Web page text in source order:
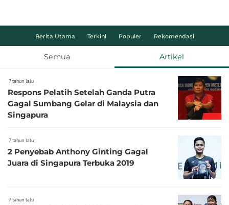
Berita Utama Terkini Populer Rekomendasi
Semua Artikel
7 tahun lalu
Respons Pelatih Setelah Ganda Putra
Gagal Sumbang Gelar di Malaysia dan
Singapura
7 tahun lalu
2 Penyebab Anthony Ginting Gagal
Juara di Singapura Terbuka 2019
7 tahun lalu